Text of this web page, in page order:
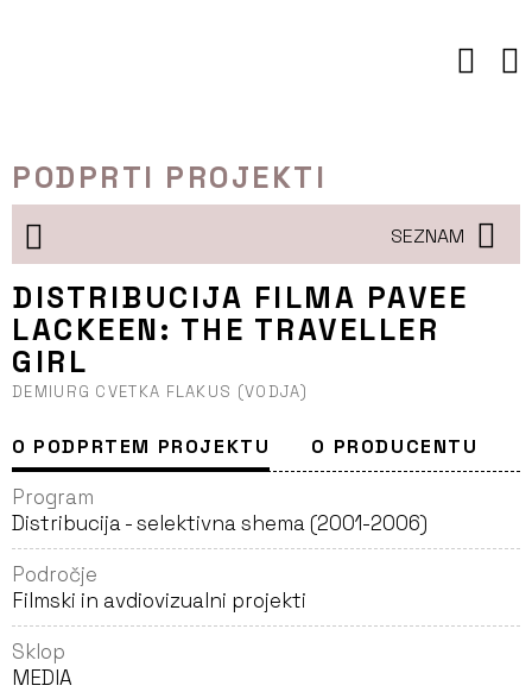
PODPRTI PROJEKTI
SEZNAM
DISTRIBUCIJA FILMA PAVEE
LACKEEN: THE TRAVELLER
GIRL
DEMIURG CVETKA FLAKUS (VODJA)
O PODPRTEM PROJEKTU O PRODUCENTU
Program
Distribucija - selektivna shema (2001-2006)
Področje
Filmski in avdiovizualni projekti
Sklop
MEDIA